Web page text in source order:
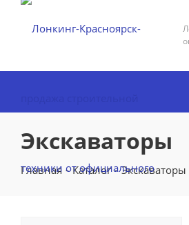
Экскаваторы
Главная - Каталог - Экскаваторы